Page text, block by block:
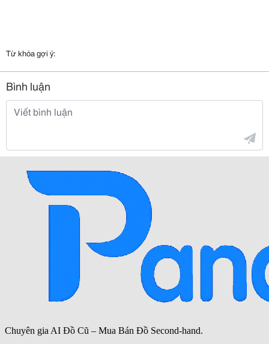
Từ khóa gợi ý:
Bình luận